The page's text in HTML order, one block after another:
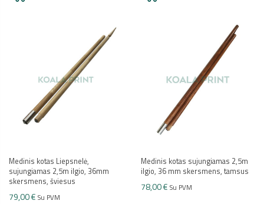
Medinis kotas Liepsnelė,
sujungiamas 2,5m ilgio, 36mm
skersmens, šviesus
79,00 € Su PVM
Medinis kotas sujungiamas 2,5m
ilgio, 36 mm skersmens, tamsus
78,00 € Su PVM